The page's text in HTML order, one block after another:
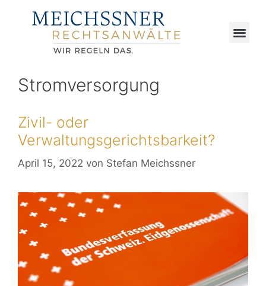
Stromversorgung
Zivil- oder
Verwaltungsgerichtsbarkeit?
April 15, 2022 von Stefan Meichssner